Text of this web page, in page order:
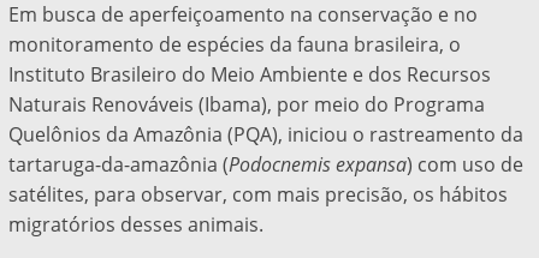
Em busca de aperfeiçoamento na conservação e no
monitoramento de espécies da fauna brasileira, o
Instituto Brasileiro do Meio Ambiente e dos Recursos
Naturais Renováveis (Ibama), por meio do Programa
Quelônios da Amazônia (PQA), iniciou o rastreamento da
tartaruga-da-amazônia (Podocnemis expansa) com uso de
satélites, para observar, com mais precisão, os hábitos
migratórios desses animais.